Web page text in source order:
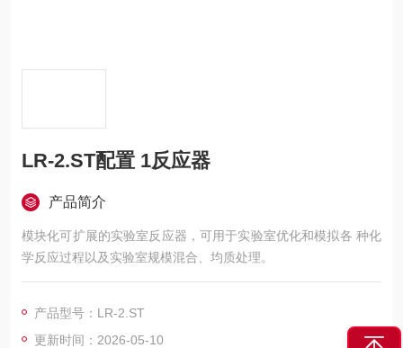
LR-2.ST配置 1反应器
产品简介
模块化可扩展的实验室反应器，可用于实验室优化和模拟各 种化
学反应过程以及实验室规模混合、均质处理。
产品型号：LR-2.ST
更新时间：2026-05-10